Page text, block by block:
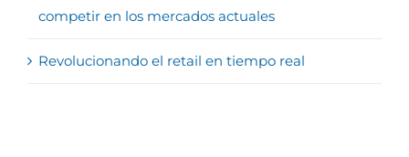
competir en los mercados actuales
Revolucionando el retail en tiempo real